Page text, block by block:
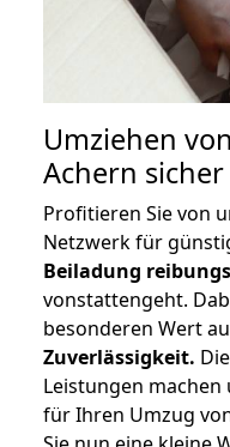
Umziehen von
Achern
Profitieren Sie von
Netzwerk für
Beiladung
vonstattengeht.
besonderen Wert
Zuverlässigkeit.
Leistungen
für Ihren Umzug